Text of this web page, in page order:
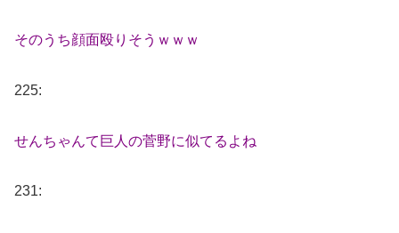
そのうち顔面殴りそうｗｗｗ
225:
せんちゃんて巨人の菅野に似てるよね
231: